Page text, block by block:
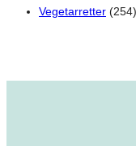
Vegetarretter (254)